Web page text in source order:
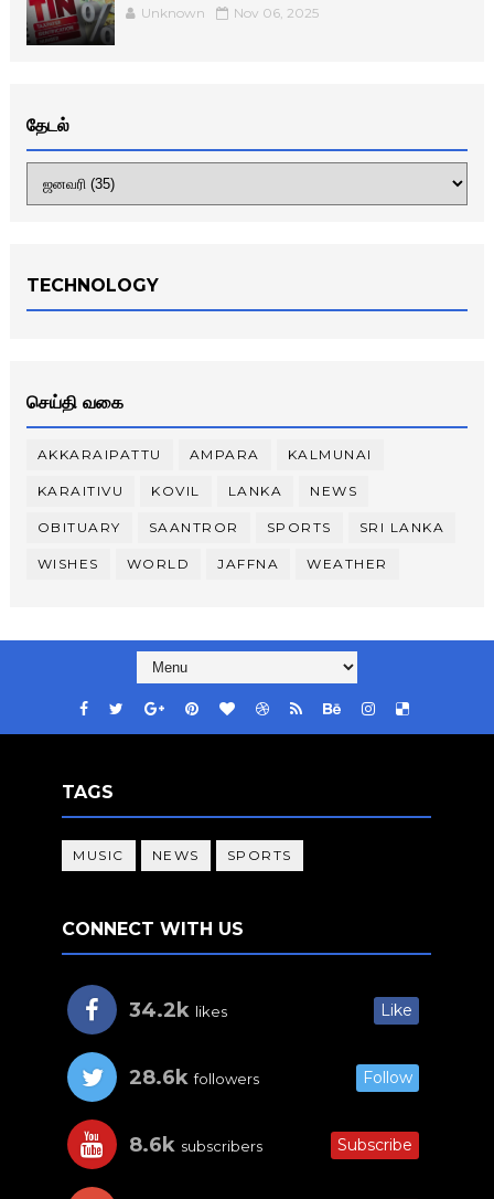
Unknown Nov 06, 2025
தேடல்
TECHNOLOGY
செய்தி வகை
AKKARAIPATTU AMPARA KALMUNAI
KARAITIVU KOVIL LANKA NEWS
OBITUARY SAANTROR SPORTS SRI LANKA
WISHES WORLD JAFFNA WEATHER
TAGS
MUSIC NEWS SPORTS
CONNECT WITH US
34.2k likes Like
28.6k followers Follow
8.6k subscribers Subscribe